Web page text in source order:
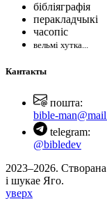
бібліяграфія
перакладчыкі
часопіс
вельмі хутка...
Кантакты
пошта:
bible-
telegram:
@bibledev
2023–2026.
і шукае Яго.
уверх